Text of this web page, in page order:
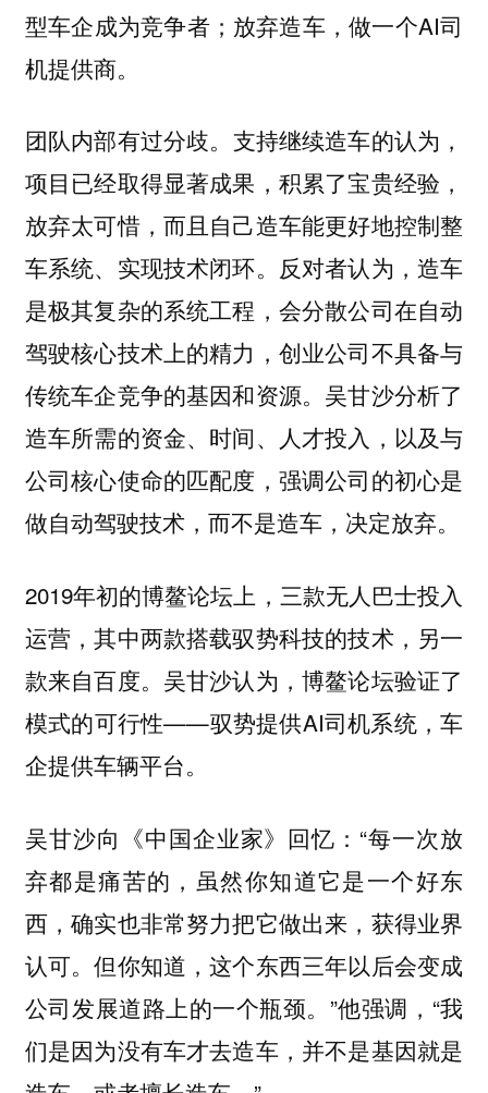
型车企成为竞争者；放弃造车，做一个AI司
机提供商。
团队内部有过分歧。 支持继续造车的认为，
项目已经取得显著成果，积累了宝贵经验，
放弃太可惜，而且自己造车能更好地控制整
车系统、实现技术闭环。反对者认为，造车
是极其复杂的系统工程，会分散公司在自动
驾驶核心技术上的精力，创业公司不具备与
传统车企竞争的基因和资源。吴甘沙分析了
造车所需的资金、时间、人才投入，以及与
公司核心使命的匹配度，强调公司的初心是
做自动驾驶技术，而不是造车，决定放弃。
2019年初的博鳌论坛上，三款无人巴士投入
运营，其中两款搭载驭势科技的技术，另一
款来自百度。吴甘沙认为，博鳌论坛验证了
模式的可行性——驭势提供AI司机系统，车
企提供车辆平台。
吴甘沙向《中国企业家》回忆：“每一次放
弃都是痛苦的，虽然你知道它是一个好东
西，确实也非常努力把它做出来，获得业界
认可。但你知道，这个东西三年以后会变成
公司发展道路上的一个瓶颈。”他强调，“我
们是因为没有车才去造车，并不是基因就是